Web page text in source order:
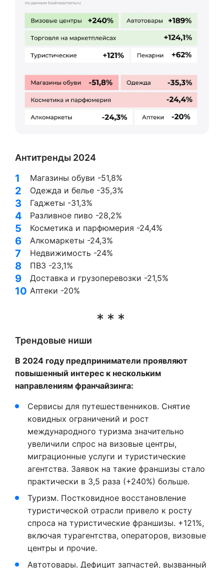
Антитренды 2024
Магазины обуви -51,8%
Одежда и белье -35,3%
Гаджеты -31,3%
Разливное пиво -28,2%
Косметика и парфюмерия -24,4%
Алкомаркеты -24,3%
Недвижимость -24%
ПВ3 -23,1%
Доставка и грузоперевозки -21,5%
Аптеки -20%
Трендовые ниши
В 2024 году предприниматели проявляют
повышенный интерес к нескольким
направлениям франчайзинга:
Сервисы для путешественников. Снятие
ковидных ограничений и рост
международного туризма значительно
увеличили спрос на визовые центры,
миграционные услуги и туристические
агентства. Заявок на такие франшизы стало
практически в 3,5 раза (+240%) больше.
Туризм. Постковидное восстановление
туристической отрасли привело к росту
спроса на туристические франшизы. +121%,
включая турагентства, операторов, визовые
центры и прочие.
Автотовары. Дефицит запчастей, вызванный